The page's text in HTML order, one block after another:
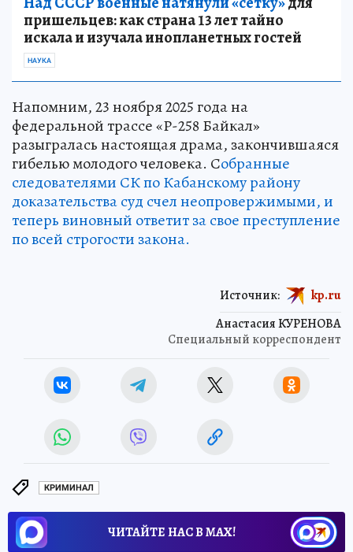
пришельцев: как страна 13 лет тайно
искала и изучала инопланетных гостей
НАУКА
Напомним, 23 ноября 2025 года на
федеральной трассе «Р-258 Байкал»
разыгралась настоящая драма, закончившаяся
гибелью молодого человека. Собранные
следователями СК по Кабанскому району
доказательства суд счел неопровержимыми, и
теперь виновный ответит за свое преступление
по всей строгости закона.
Анастасия КУРЕНОВА
Специальный корреспондент
Источник: kp.ru
КРИМИНАЛ
ЧИТАЙТЕ НАС В МАХ!